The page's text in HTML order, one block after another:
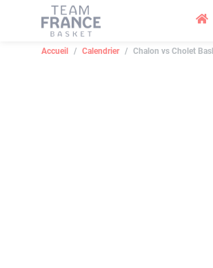
Accueil Calendrier Chalon vs Cholet
Panneau de gestion des cookies